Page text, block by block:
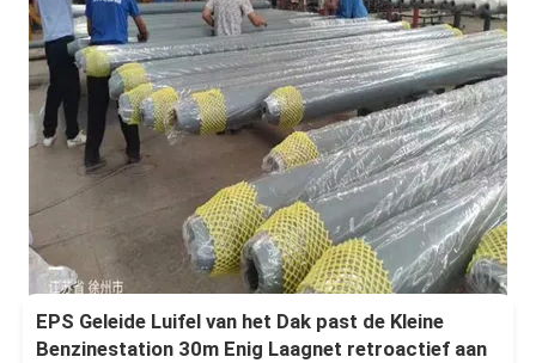
EPS Geleide Luifel van het Dak past de Kleine
Benzinestation 30m Enig Laagnet retroactief aan